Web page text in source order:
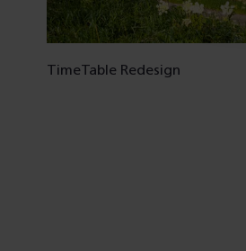
TimeTable Redesign